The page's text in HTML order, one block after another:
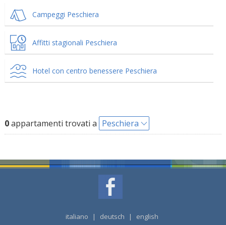
Campeggi Peschiera
Affitti stagionali Peschiera
Hotel con centro benessere Peschiera
0appartamenti trovati a Peschiera
italiano | deutsch | english